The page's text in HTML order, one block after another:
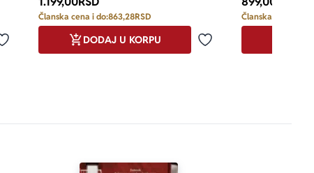
Dodaj u omiljene
Članska cena i do:863,28RSD
Dodaj u omiljene
DODAJ U KORPU
Članska cena i do: